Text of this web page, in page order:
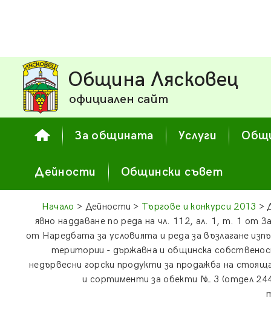
Община Лясковец
официален сайт
За общината Услуги
Дейности Общински съвет
Начало > Дейности > Търгове и конкурси 2013 >
явно наддаване по реда на чл. 112, ал. 1, т. 1 от
от Наредбата за условията и реда за възлагане
територии - държавна и общинска
недървесни горски продукти за продажба на
и сортименти за обекти № 3 (отдел